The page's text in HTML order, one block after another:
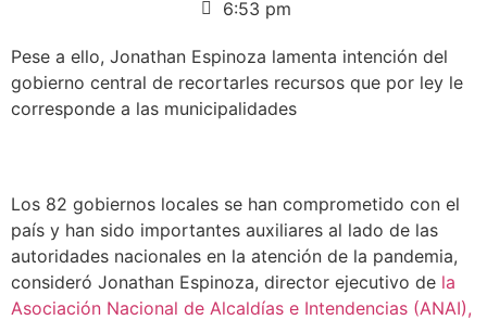
6:53 pm
Pese a ello, Jonathan Espinoza lamenta intención del
gobierno central de recortarles recursos que por ley le
corresponde a las municipalidades
Los 82 gobiernos locales se han comprometido con el
país y han sido importantes auxiliares al lado de las
autoridades nacionales en la atención de la pandemia,
consideró Jonathan Espinoza, director ejecutivo de la
Asociación Nacional de Alcaldías e Intendencias (ANAI),